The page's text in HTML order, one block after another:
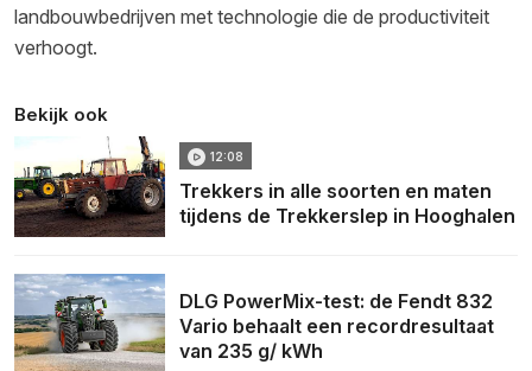
landbouwbedrijven met technologie die de productiviteit
verhoogt.
Bekijk ook
12:08
Trekkers in alle soorten en maten
tijdens de Trekkerslep in Hooghalen
DLG PowerMix-test: de Fendt 832
Vario behaalt een recordresultaat
van 235 g/ kWh